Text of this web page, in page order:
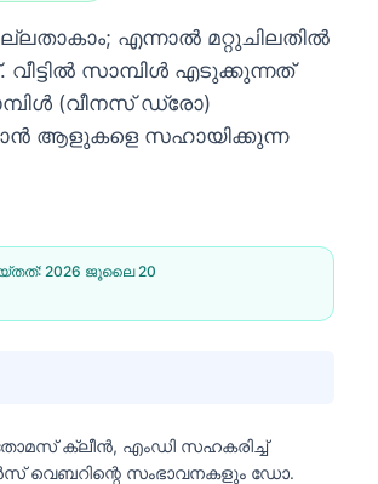
എന്നാൽ മറ്റുചിലതിൽ
സാമ്പിള്‍ എടുക്കുന്നത്
(വീനസ് ഡ്രോ)
ആളുകളെ സഹായിക്കുന്ന
2026 ജൂലൈ 20
ക്ലീൻ, എംഡി സഹകരിച്ച്
വെബറിന്റെ സംഭാവനകളും ഡോ.